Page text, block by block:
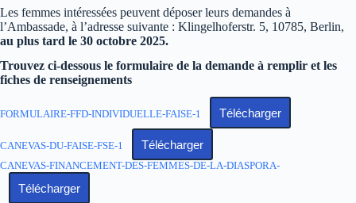
Les femmes intéressées peuvent déposer leurs demandes à
l’Ambassade, à l’adresse suivante : Klingelhoferstr. 5, 10785, Berlin,
au plus tard le 30 octobre 2025.
Trouvez ci-dessous le formulaire de la demande à remplir et les
fiches de renseignements
FORMULAIRE-FFD-INDIVIDUELLE-FAISE-1 Télécharger
CANEVAS-DU-FAISE-FSE-1 Télécharger
CANEVAS-FINANCEMENT-DES-FEMMES-DE-LA-DIASPORA-
Télécharger